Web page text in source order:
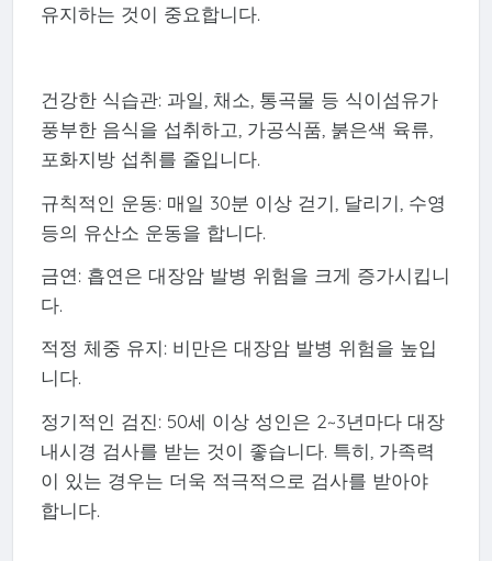
유지하는 것이 중요합니다.
건강한 식습관: 과일, 채소, 통곡물 등 식이섬유가
풍부한 음식을 섭취하고, 가공식품, 붉은색 육류,
포화지방 섭취를 줄입니다.
규칙적인 운동: 매일 30분 이상 걷기, 달리기, 수영
등의 유산소 운동을 합니다.
금연: 흡연은 대장암 발병 위험을 크게 증가시킵니
다.
적정 체중 유지: 비만은 대장암 발병 위험을 높입
니다.
정기적인 검진: 50세 이상 성인은 2~3년마다 대장
내시경 검사를 받는 것이 좋습니다. 특히, 가족력
이 있는 경우는 더욱 적극적으로 검사를 받아야
합니다.